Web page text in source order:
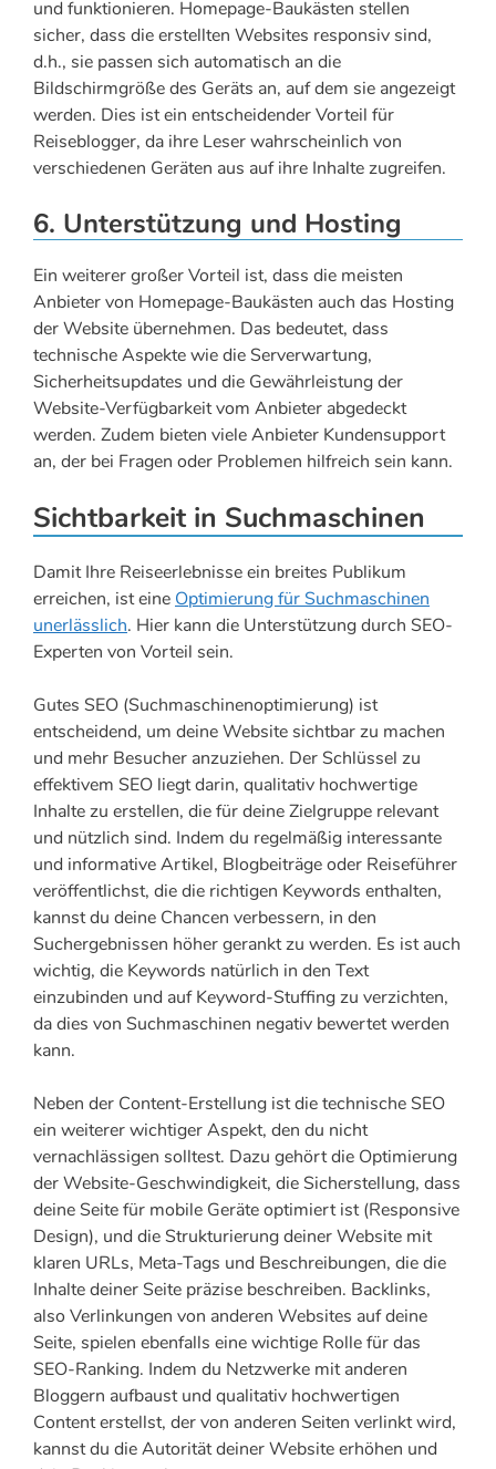
und funktionieren. Homepage-Baukästen stellen
sicher, dass die erstellten Websites responsiv sind,
d.h., sie passen sich automatisch an die
Bildschirmgröße des Geräts an, auf dem sie angezeigt
werden. Dies ist ein entscheidender Vorteil für
Reiseblogger, da ihre Leser wahrscheinlich von
verschiedenen Geräten aus auf ihre Inhalte zugreifen.
6. Unterstützung und Hosting
Ein weiterer großer Vorteil ist, dass die meisten
Anbieter von Homepage-Baukästen auch das Hosting
der Website übernehmen. Das bedeutet, dass
technische Aspekte wie die Serverwartung,
Sicherheitsupdates und die Gewährleistung der
Website-Verfügbarkeit vom Anbieter abgedeckt
werden. Zudem bieten viele Anbieter Kundensupport
an, der bei Fragen oder Problemen hilfreich sein kann.
Sichtbarkeit in Suchmaschinen
Damit Ihre Reiseerlebnisse ein breites Publikum
erreichen, ist eine Optimierung für Suchmaschinen
unerlässlich. Hier kann die Unterstützung durch SEO-
Experten von Vorteil sein.
Gutes SEO (Suchmaschinenoptimierung) ist
entscheidend, um deine Website sichtbar zu machen
und mehr Besucher anzuziehen. Der Schlüssel zu
effektivem SEO liegt darin, qualitativ hochwertige
Inhalte zu erstellen, die für deine Zielgruppe relevant
und nützlich sind. Indem du regelmäßig interessante
und informative Artikel, Blogbeiträge oder Reiseführer
veröffentlichst, die die richtigen Keywords enthalten,
kannst du deine Chancen verbessern, in den
Suchergebnissen höher gerankt zu werden. Es ist auch
wichtig, die Keywords natürlich in den Text
einzubinden und auf Keyword-Stuffing zu verzichten,
da dies von Suchmaschinen negativ bewertet werden
kann.
Neben der Content-Erstellung ist die technische SEO
ein weiterer wichtiger Aspekt, den du nicht
vernachlässigen solltest. Dazu gehört die Optimierung
der Website-Geschwindigkeit, die Sicherstellung, dass
deine Seite für mobile Geräte optimiert ist (Responsive
Design), und die Strukturierung deiner Website mit
klaren URLs, Meta-Tags und Beschreibungen, die die
Inhalte deiner Seite präzise beschreiben. Backlinks,
also Verlinkungen von anderen Websites auf deine
Seite, spielen ebenfalls eine wichtige Rolle für das
SEO-Ranking. Indem du Netzwerke mit anderen
Bloggern aufbaust und qualitativ hochwertigen
Content erstellst, der von anderen Seiten verlinkt wird,
kannst du die Autorität deiner Website erhöhen und